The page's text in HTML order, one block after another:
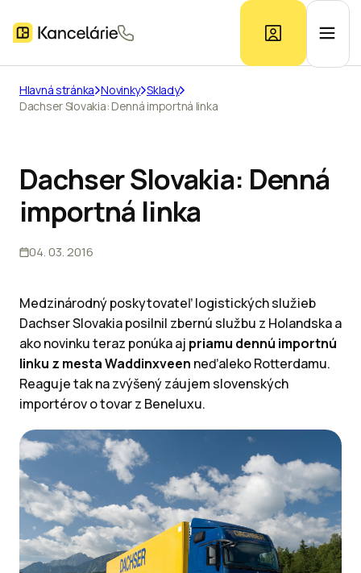
Ponuka kancelárií
Prieskum trhu
Hlavná stránka Novinky Sklady
Dachser Slovakia: Denná importná linka
Dachser Slovakia: Denná
importná linka
04. 03. 2016
Medzinárodný poskytovateľ logistických služieb
Dachser Slovakia posilnil zbernú službu z Holandska a
ako novinku teraz ponúka aj priamu dennú importnú
linku z mesta Waddinxveen neďaleko Rotterdamu.
Reaguje tak na zvýšený záujem slovenských
importérov o tovar z Beneluxu.